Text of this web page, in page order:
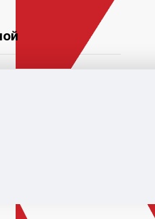
не является
и расчета, с